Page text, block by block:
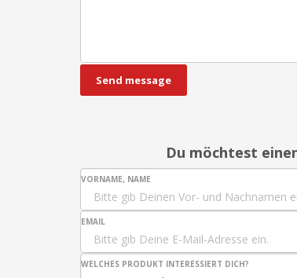
Send message
Du möchtest
VORNAME, NAME
EMAIL
WELCHES PRODUKT INTERESSIERT DICH?